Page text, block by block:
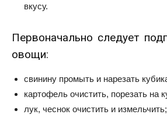
вкусу.
Первоначально следует
овощи:
свинину промыть и нарезать
картофель очистить, порезать на
лук, чеснок очистить и измельчить;